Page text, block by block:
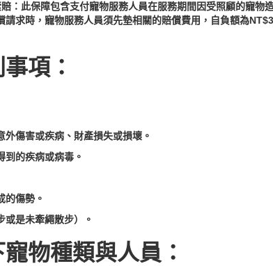
：此保障包含支付寵物服務人員在服務期間因受照顧的寵物
求時，寵物服務人員須先墊相關的賠償費用，自負額為
項：
傷害或疾病、財產損失或損壞。
到的疾病或病毒。
的傷勢。
是未牽繩散步）。
物種類與人員：